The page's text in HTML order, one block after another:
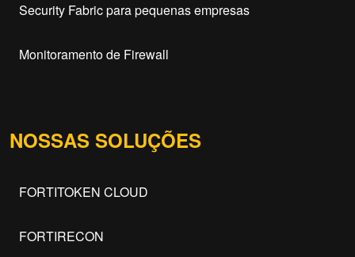
Security Fabric para pequenas empresas
Monitoramento de Firewall
NOSSAS SOLUÇÕES
FORTITOKEN CLOUD
FORTIRECON